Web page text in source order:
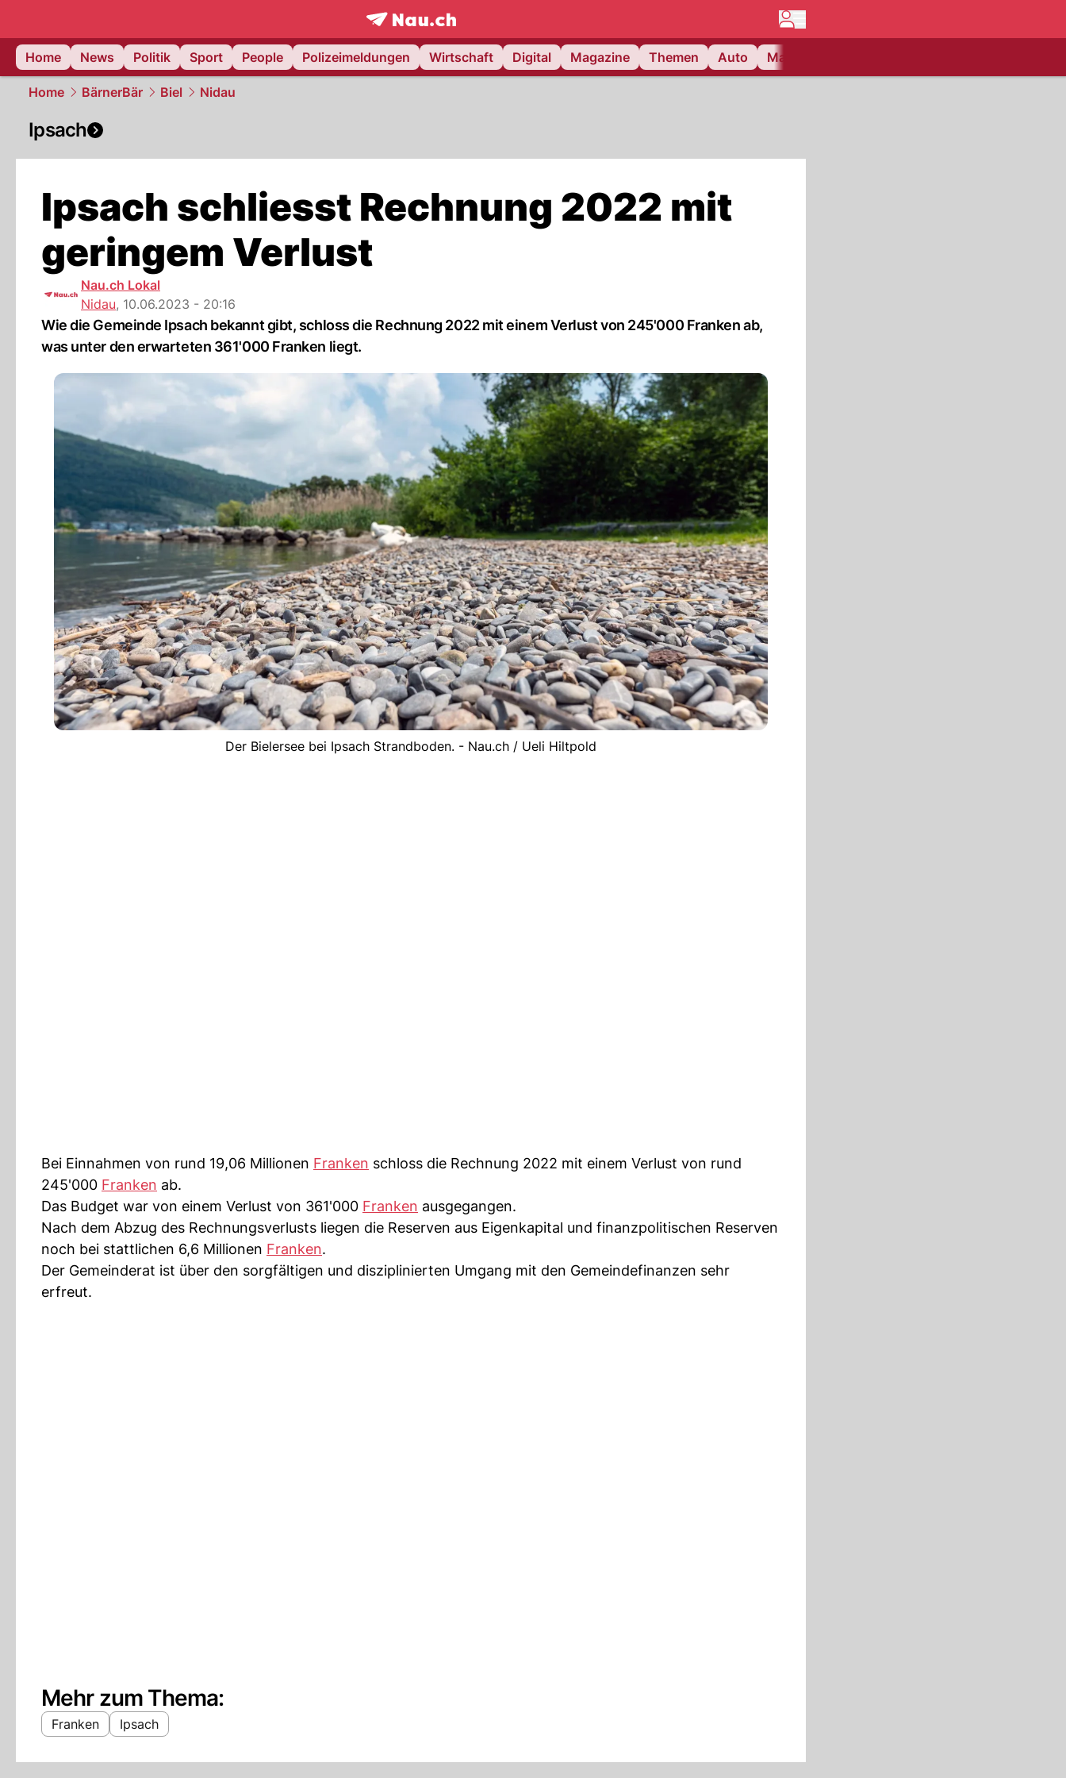
frontpage.NAU.ch
Home
News Politik Sport People Polizeimeldungen Wirtschaft Digital Magazine Themen Auto Matchcenter
Home BärnerBär Biel Nidau
Ipsach
Ipsach schliesst Rechnung 2022 mit
geringem Verlust
Nau.ch Lokal
Nidau, 10.06.2023 - 20:16
Wie die Gemeinde Ipsach bekannt gibt, schloss die Rechnung 2022 mit einem Verlust von 245'000 Franken ab,
was unter den erwarteten 361'000 Franken liegt.
Der Bielersee bei Ipsach Strandboden. - Nau.ch / Ueli Hiltpold
Bei Einnahmen von rund 19,06 Millionen Franken schloss die Rechnung 2022 mit einem Verlust von rund
245'000 Franken ab.
Das Budget war von einem Verlust von 361'000 Franken ausgegangen.
Nach dem Abzug des Rechnungsverlusts liegen die Reserven aus Eigenkapital und finanzpolitischen Reserven
noch bei stattlichen 6,6 Millionen Franken.
Der Gemeinderat ist über den sorgfältigen und disziplinierten Umgang mit den Gemeindefinanzen sehr
erfreut.
Mehr zum Thema:
Franken Ipsach